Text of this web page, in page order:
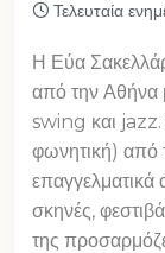
Τελευταία
Η Εύα
από την
swing και jazz.
φωνητική) από
σκηνές,
της